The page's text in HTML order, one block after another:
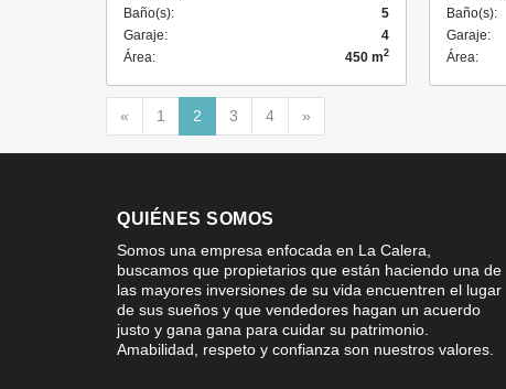
Baño(s):
5
Garaje:
4
Área:
450 m2
Baño(s):
Garaje:
Área:
« Anterior
1 2 3 4 »
QUIÉNES SOMOS
Somos una empresa enfocada en La Calera,
buscamos que propietarios que están haciendo una de
las mayores inversiones de su vida encuentren el lugar
de sus sueños y que vendedores hagan un acuerdo
justo y gana gana para cuidar su patrimonio.
Amabilidad, respeto y confianza son nuestros valores.